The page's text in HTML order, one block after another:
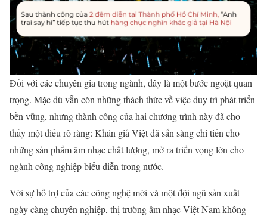
Đối với các chuyên gia trong ngành, đây là một bước ngoặt quan
trọng. Mặc dù vẫn còn những thách thức về việc duy trì phát triển
bền vững, nhưng thành công của hai chương trình này đã cho
thấy một điều rõ ràng: Khán giả Việt đã sẵn sàng chi tiền cho
những sản phẩm âm nhạc chất lượng, mở ra triển vọng lớn cho
ngành công nghiệp biểu diễn trong nước.
Với sự hỗ trợ của các công nghệ mới và một đội ngũ sản xuất
ngày càng chuyên nghiệp, thị trường âm nhạc Việt Nam không